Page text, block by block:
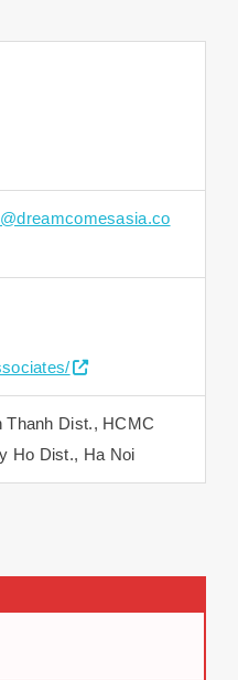
Thanh Dist., HCMC
Ho Dist., Ha Noi